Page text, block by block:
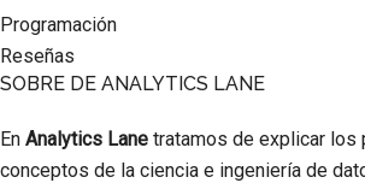
Programación
Reseñas
SOBRE DE ANALYTICS LANE
En Analytics Lane tratamos de explicar los
conceptos de la ciencia e ingeniería de